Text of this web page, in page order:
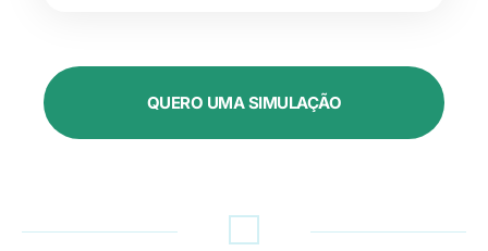
QUERO UMA SIMULAÇÃO